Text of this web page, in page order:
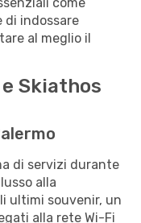
di indossare
al meglio il
Skiathos
di servizi durante
alla
ultimi souvenir, un
alla rete Wi-Fi